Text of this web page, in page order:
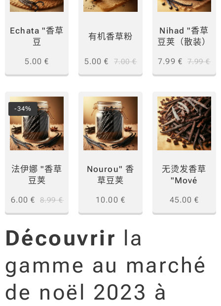
Echata "香草
豆
5.00 €
有机香草粉
5.00 € 7.00€
Nihad "香草
豆荚（散装）
7.99 € 7.99€
法伊娜 "香草
豆荚
-34%
6.00 € 8.99€
Nourou" 香
草豆荚
10.00 €
无烫发香草
"Mové
45.00 €
Découvrir la
gamme au marché
de noël 2023 à